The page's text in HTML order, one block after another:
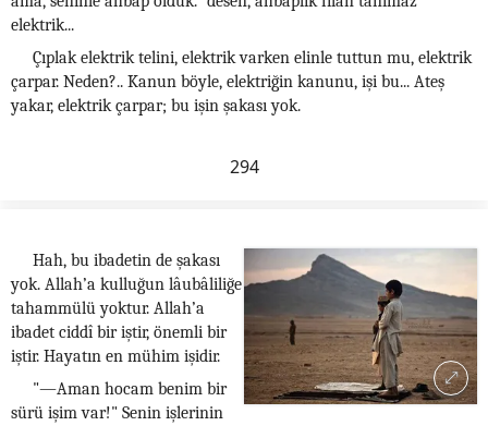
elektrik...
Çıplak elektrik telini, elektrik varken elinle tuttun mu, elektrik
çarpar. Neden?.. Kanun böyle, elektriğin kanunu, işi bu... Ateş
yakar, elektrik çarpar; bu işin şakası yok.
294
Hah, bu ibadetin de şakası
yok. Allah’a kulluğun lâubâliliğe
tahammülü yoktur. Allah’a
ibadet ciddî bir iştir, önemli bir
iştir. Hayatın en mühim işidir.
"—Aman hocam benim bir
sürü işim var!" Senin işlerinin